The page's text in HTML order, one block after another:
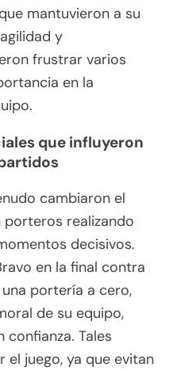
mantuvieron a su
y
frustrar varios
en la
que influyeron
cambiaron el
realizando
decisivos.
en la final contra
portería a cero,
de su equipo,
Tales
juego, ya que evitan